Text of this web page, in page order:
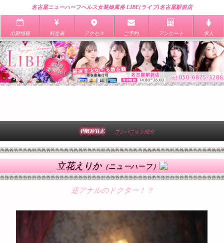
名古屋ニューハーフヘルス女装娘風俗 LIBE(ライブ)名古屋駅前店
出勤情報 料金表 アクセス ご予約 アンケート 求人
PROFILE コンパニオン紹介
立花えりか（ニューハーフ）
逆アナルのドクター！？